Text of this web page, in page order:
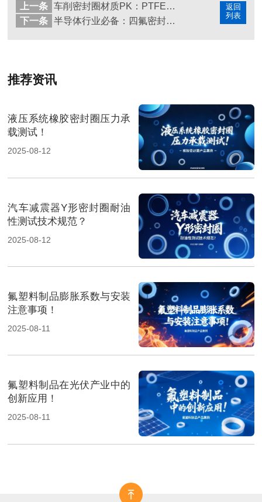
返回
列表
上一条
车削密封圈材质PK：PTFE、PEEK、橡胶谁更强？
下一条
半导体行业必备：四氟密封圈如何实现超高洁净度要求？
推荐资讯
液压系统橡胶密封圈压力承
载测试！
2025-08-12
汽车减震器Y形密封圈耐油
性测试技术规范？
2025-08-12
氟塑料制品膨胀系数与安装
注意事项！
2025-08-11
氟塑料制品在光伏产业中的
创新应用！
2025-08-11